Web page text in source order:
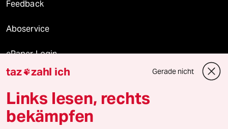
Feedback
Aboservice
ePaper Login
Downloads für Abonnierende
© 2026 taz Verlags und Vertriebs GmbH
taz zahl ich Gerade nicht
Links lesen, rechts
bekämpfen